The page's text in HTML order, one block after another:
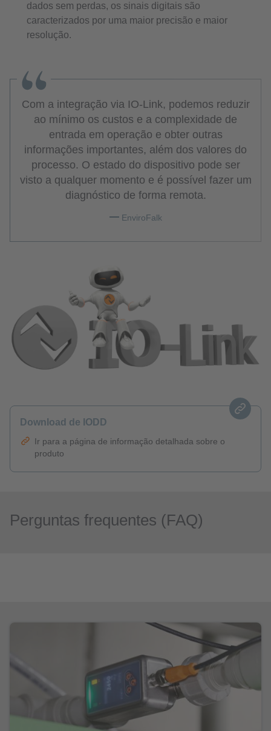
dados sem perdas, os sinais digitais são
caracterizados por uma maior precisão e maior
resolução.
Com a integração via IO-Link, podemos reduzir
ao mínimo os custos e a complexidade de
entrada em operação e obter outras
informações importantes, além dos valores do
processo. O estado do dispositivo pode ser
visto a qualquer momento e é possível fazer um
diagnóstico de forma remota.
EnviroFalk
Download de IODD
Ir para a página de informação detalhada sobre o
produto
Perguntas frequentes (FAQ)